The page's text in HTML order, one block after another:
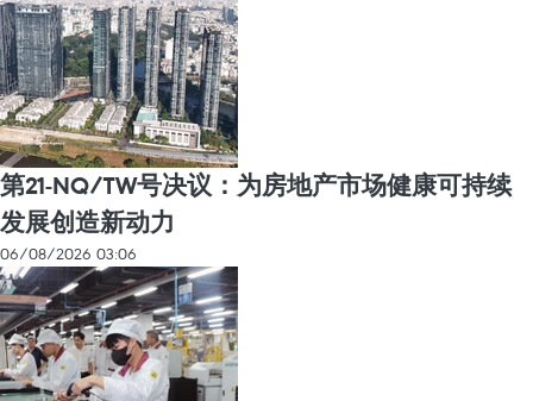
第21-NQ/TW号决议：为房地产市场健康可持续
发展创造新动力
06/08/2026 03:06